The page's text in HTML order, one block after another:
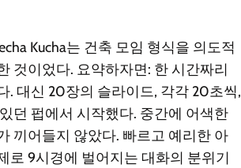
Kucha는 건축 모임 형식을 의도적
것이었다. 요약하자면: 한 시간짜리
. 대신 20장의 슬라이드, 각각 20초씩,
던 펍에서 시작했다. 중간에 어색한
끼어들지 않았다. 빠르고 예리한 아
로 9시경에 벌어지는 대화의 분위기